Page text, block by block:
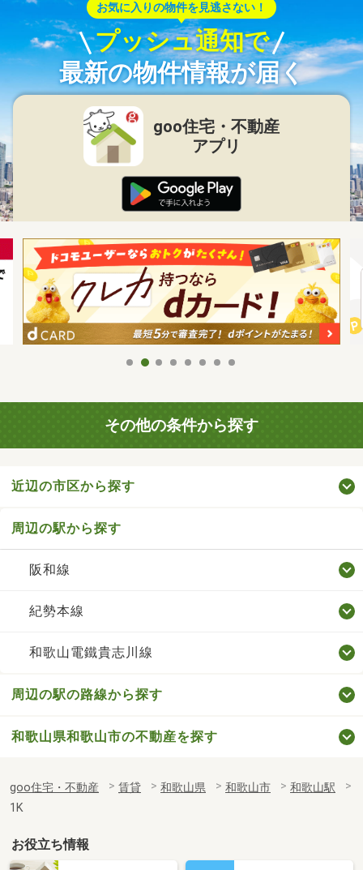
お気に入りの物件を見逃さない！
プッシュ通知で
最新の物件情報が届く
goo住宅・不動産
アプリ
その他の条件から探す
近辺の市区から探す
周辺の駅から探す
阪和線
紀勢本線
和歌山電鐵貴志川線
周辺の駅の路線から探す
和歌山県和歌山市の不動産を探す
goo住宅・不動産 賃貸 和歌山県 和歌山市
和歌山駅
1K
お役立ち情報